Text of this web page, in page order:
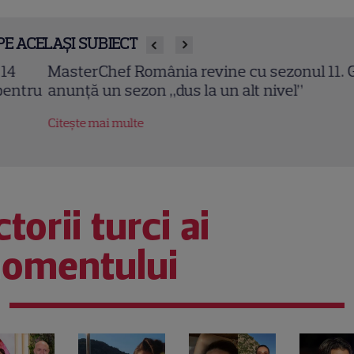
ACELAȘI SUBIECT
România revine cu sezonul 11. Gina
un sezon „dus la un alt nivel”
mai multe
turci ai